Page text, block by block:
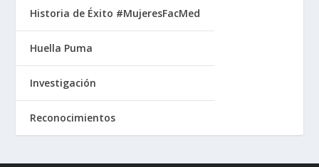
Historia de Éxito #MujeresFacMed
Huella Puma
Investigación
Reconocimientos